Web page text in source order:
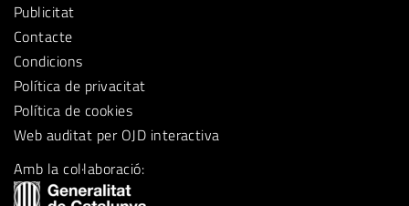
Publicitat
Contacte
Condicions
Política de privacitat
Política de cookies
Web auditat per OJD interactiva
Amb la col·laboració: